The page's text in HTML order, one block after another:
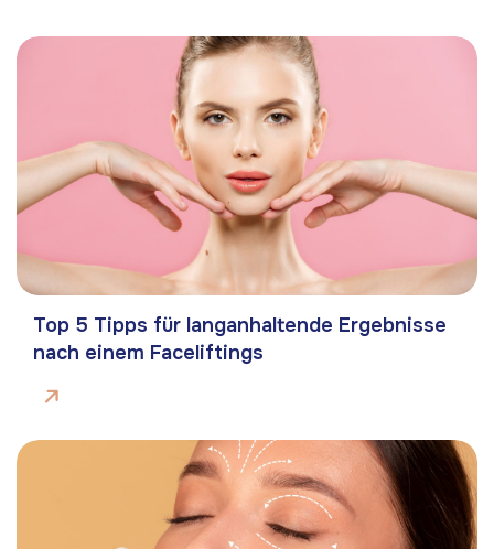
Top 5 Tipps für langanhaltende Ergebnisse
nach einem Faceliftings